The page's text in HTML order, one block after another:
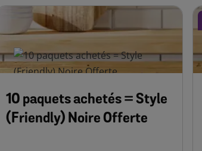
10 paquets achetés = Style
(Friendly) Noire Offerte